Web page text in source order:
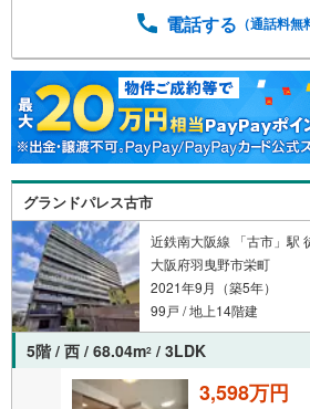
電話する （通話料無
グランドパレス古市
近鉄南大阪線 「古市」駅
大阪府羽曳野市栄町
2021年9月（築5年）
99戸 / 地上14階建
5階 / 西 / 68.04m2 / 3LDK
3,598万円